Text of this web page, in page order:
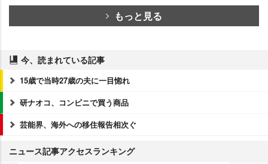
もっと見る
今、読まれている記事
15歳で当時27歳の夫に一目惚れ
研ナオコ、コンビニで買う商品
芸能界、海外への移住報告相次ぐ
ニュース記事アクセスランキング